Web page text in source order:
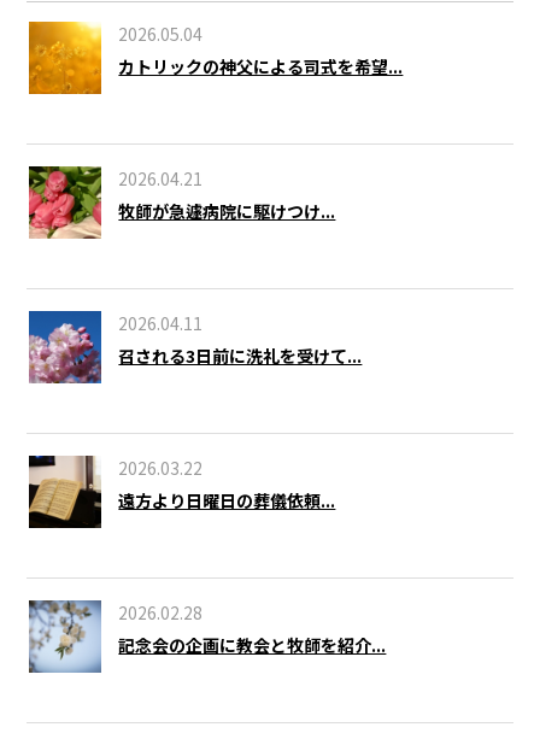
2026.05.04
カトリックの神父による司式を希望...
2026.04.21
牧師が急遽病院に駆けつけ...
2026.04.11
召される3日前に洗礼を受けて...
2026.03.22
遠方より日曜日の葬儀依頼...
2026.02.28
記念会の企画に教会と牧師を紹介...